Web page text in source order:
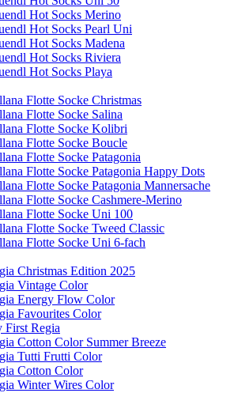
Hot Socks Merino
Hot Socks Pearl Uni
Hot Socks Madena
Hot Socks Riviera
Hot Socks Playa
Flotte Socke Christmas
Flotte Socke Salina
Flotte Socke Kolibri
Flotte Socke Boucle
Flotte Socke Patagonia
Flotte Socke Patagonia Happy Dots
Flotte Socke Patagonia Mannersache
Flotte Socke Cashmere-Merino
Flotte Socke Uni 100
Flotte Socke Tweed Classic
Flotte Socke Uni 6-fach
Christmas Edition 2025
Vintage Color
Energy Flow Color
Favourites Color
First Regia
Cotton Color Summer Breeze
Tutti Frutti Color
Cotton Color
Winter Wires Color